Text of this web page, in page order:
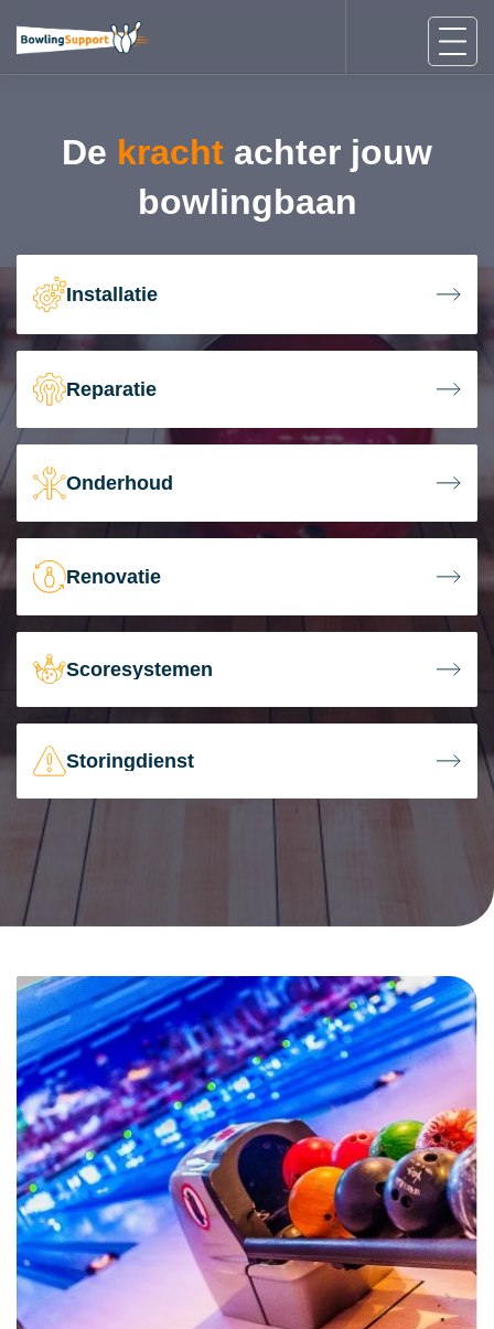
De kracht achter jouw
bowlingbaan
Installatie
Reparatie
Onderhoud
Renovatie
Scoresystemen
Storingdienst